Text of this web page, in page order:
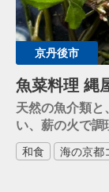
京丹後市
魚菜料理 縄
天然の魚介類と
い、薪の火で調
和食 海の京都